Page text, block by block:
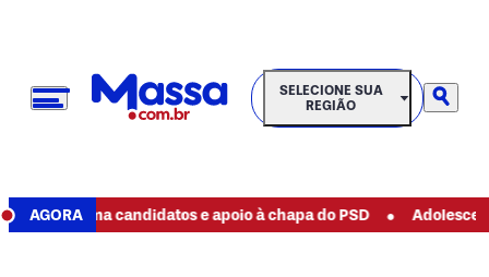
SELECIONE SUA REGIÃO
SELECIONE SUA
REGIÃO
AGORAcandidatos e apoio à chapa do PSD • Adolescente